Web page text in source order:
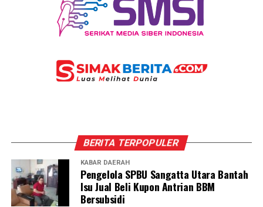
BERITA TERPOPULER
KABAR DAERAH
Pengelola SPBU Sangatta Utara Bantah
Isu Jual Beli Kupon Antrian BBM
Bersubsidi